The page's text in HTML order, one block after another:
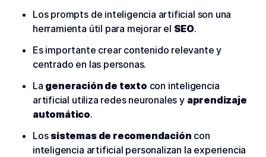
Los prompts de inteligencia artificial son una
herramienta útil para mejorar el SEO.
Es importante crear contenido relevante y
centrado en las personas.
La generación de texto con inteligencia
artificial utiliza redes neuronales y aprendizaje
automático.
Los sistemas de recomendación con
inteligencia artificial personalizan la experiencia